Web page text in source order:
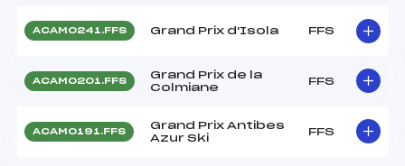
ACAM0241.FFS Grand Prix d'Isola FFS
ACAM0201.FFS
Grand Prix de la
Colmiane
FFS
ACAM0191.FFS
Grand Prix Antibes
Azur Ski
FFS